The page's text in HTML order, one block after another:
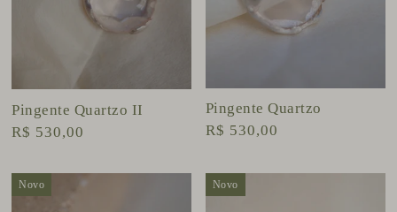
Pingente Quartzo II
R$ 530,00
Pingente Quartzo
R$ 530,00
Novo Novo